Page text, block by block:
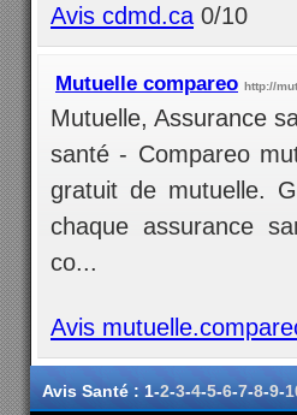
Avis cdmd.ca 0/10
Mutuelle compareo http://
Mutuelle, Assurance
santé - Compareo
gratuit de mutuelle.
chaque assurance
co...
Avis
Avis Santé : 1-2-3-4-5-6-7-8-9-